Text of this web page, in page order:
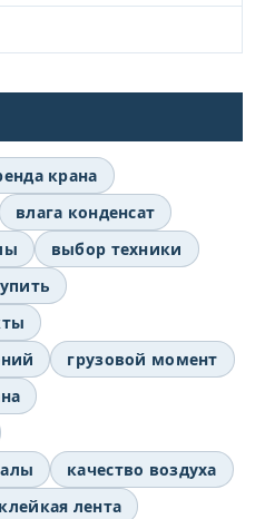
крана
влага конденсат
выбор техники
грузовой момент
качество воздуха
клейкая лента